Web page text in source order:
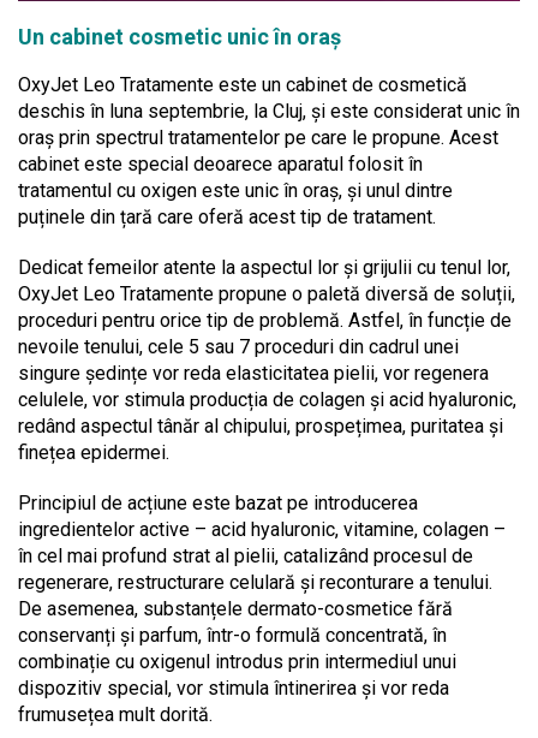
Un cabinet cosmetic unic în oraș
OxyJet Leo Tratamente este un cabinet de cosmetică
deschis în luna septembrie, la Cluj, și este considerat unic în
oraș prin spectrul tratamentelor pe care le propune. Acest
cabinet este special deoarece aparatul folosit în
tratamentul cu oxigen este unic în oraș, și unul dintre
puținele din țară care oferă acest tip de tratament.
Dedicat femeilor atente la aspectul lor și grijulii cu tenul lor,
OxyJet Leo Tratamente propune o paletă diversă de soluții,
proceduri pentru orice tip de problemă. Astfel, în funcție de
nevoile tenului, cele 5 sau 7 proceduri din cadrul unei
singure ședințe vor reda elasticitatea pielii, vor regenera
celulele, vor stimula producția de colagen și acid hyaluronic,
redând aspectul tânăr al chipului, prospețimea, puritatea și
finețea epidermei.
Principiul de acțiune este bazat pe introducerea
ingredientelor active – acid hyaluronic, vitamine, colagen –
în cel mai profund strat al pielii, catalizând procesul de
regenerare, restructurare celulară și reconturare a tenului.
De asemenea, substanțele dermato-cosmetice fără
conservanți și parfum, într-o formulă concentrată, în
combinație cu oxigenul introdus prin intermediul unui
dispozitiv special, vor stimula întinerirea și vor reda
frumusețea mult dorită.